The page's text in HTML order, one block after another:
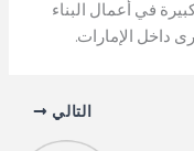
في أعمال البناء
داخل الإمارات.
التالي